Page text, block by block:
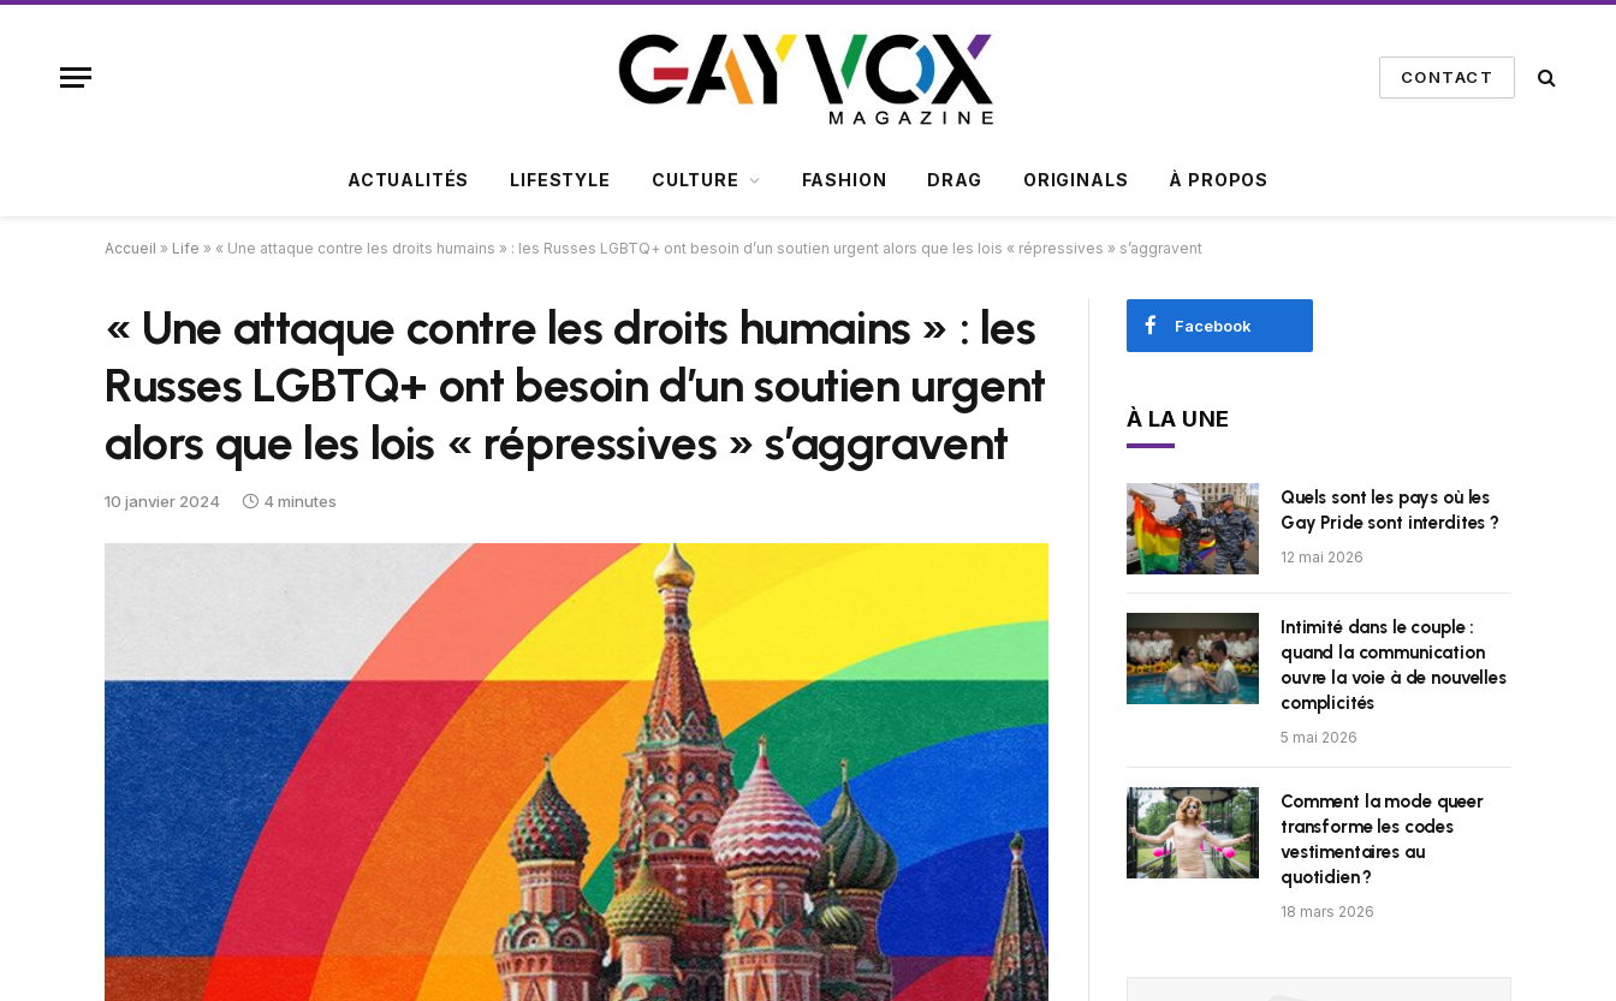
CONTACT
ACTUALITÉS LIFESTYLE CULTURE FASHION DRAG ORIGINALS À PROPOS
Accueil » Life » « Une attaque contre les droits humains » : les Russes LGBTQ+ ont besoin d’un soutien urgent alors que les lois « répressives » s’aggravent
« Une attaque contre les droits humains » : les
Russes LGBTQ+ ont besoin d’un soutien urgent
alors que les lois « répressives » s’aggravent
10 janvier 2024 4 minutes
Facebook
À LA UNE
Quels sont les pays où les
Gay Pride sont interdites ?
12 mai 2026
Intimité dans le couple :
quand la communication
ouvre la voie à de nouvelles
complicités
5 mai 2026
Comment la mode queer
transforme les codes
vestimentaires au
quotidien ?
18 mars 2026